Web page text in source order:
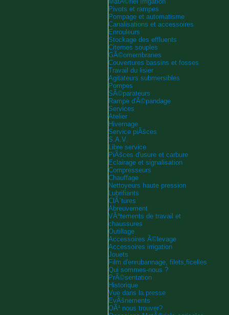
Pivots et rampes
Pompage et automatisme
Canalisations et accessoires
Enrouleurs
Stockage des effluents
Citernes souples
GÃ©omembranes
Couvertures bassins et fosses
Travail du lisier
Agitateurs submersibles
Pompes
SÃ©parateurs
Rampe d'Ã©pandage
Services
Atelier
Hivernage
Service piÃšces
S.A.V.
Libre service
PiÃšces d'usure et carbure
Eclairage et signalisation
Compresseurs
Chauffage
Nettoyeurs haute pression
Lubrifiants
ClÃ´tures
Abreuvement
VÃªtements de travail et
chaussures
Outillage
Accessoires Ã©levage
Accessoires irrigation
Jouets
Film d'enrubannage, filets,ficelles
Qui sommes-nous ?
PrÃ©sentation
Historique
Vue dans la presse
EvÃšnements
OÃ¹ nous trouver?